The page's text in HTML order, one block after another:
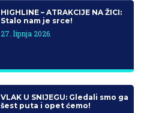
HIGHLINE – ATRAKCIJE NA ŽICI:
Stalo nam je srce!
27. lipnja 2026.
VLAK U SNIJEGU: Gledali smo ga
šest puta i opet ćemo!